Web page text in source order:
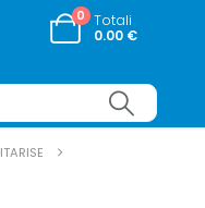
0 Totali
0.00 €